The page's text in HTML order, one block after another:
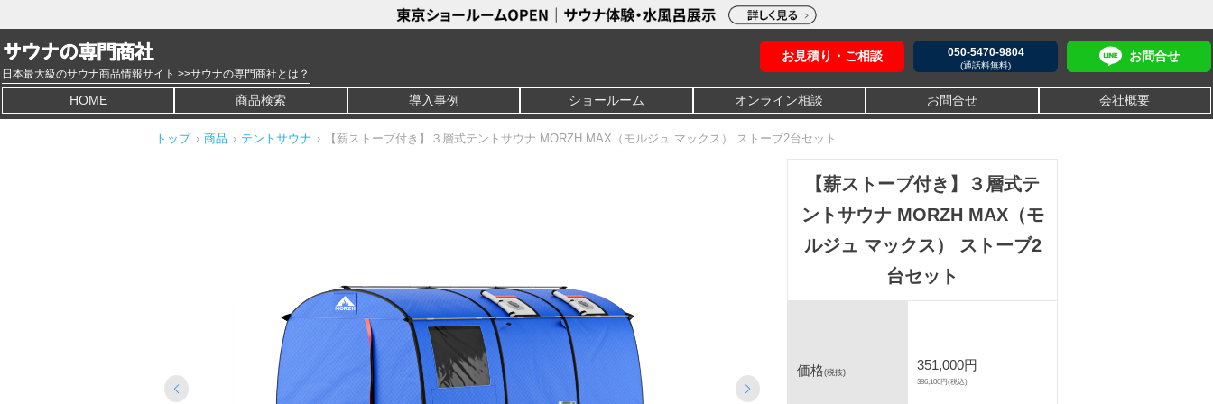
日本最大級のサウナ商品情報サイト >>サウナの専門商社とは？
お見積り・ご相談 050-5470-9804
(通話料無料)
お問合せ
HOME 商品検索 導入事例 ショールーム オンライン相談 お問合せ 会社概要
トップ › 商品 › テントサウナ › 【薪ストーブ付き】３層式テントサウナ MORZH MAX（モルジュ マックス） ストーブ2台セット
【薪ストーブ付き】３層式テ
ントサウナ MORZH MAX（モ
ルジュ マックス） ストーブ2
台セット
価格(税抜) 351,000円
386,100円(税込)